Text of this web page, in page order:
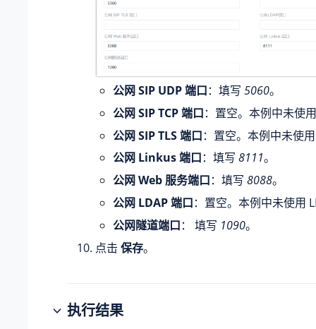
公网 SIP UDP 端口：填写 5060。
公网 SIP TCP 端口：置空。本例中未使
公网 SIP TLS 端口：置空。本例中未使
公网 Linkus 端口：填写 8111。
公网 Web 服务端口：填写 8088。
公网 LDAP 端口：置空。本例中未使用
公网隧道端口： 填写 1090。
点击 保存。
执行结果